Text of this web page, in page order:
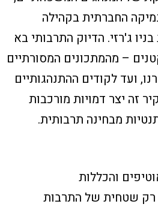
החברתית בקהילה
ג'רזי. הדיוק התרבותי בא
– מהמתכונים המסורתיים
ועד לקודים ההתנהגותיים
זה יצר דמויות מורכבות
מבחינה תרבותית.
והכללות
רק שטחית של התרבות